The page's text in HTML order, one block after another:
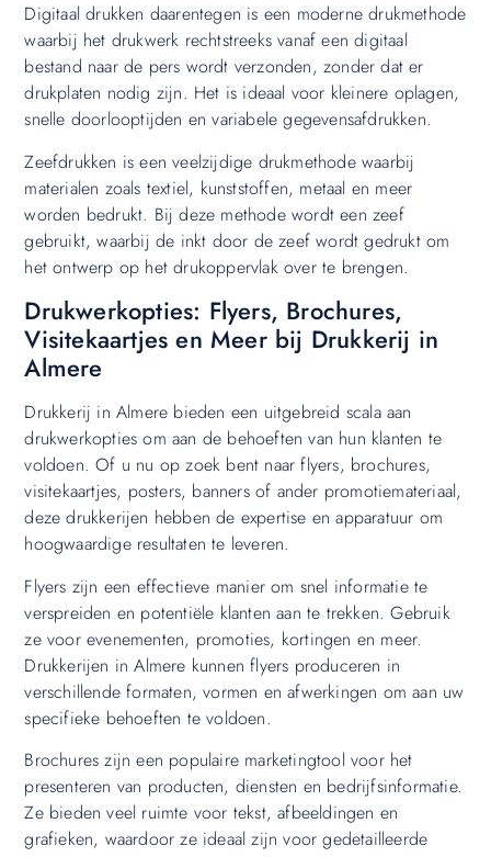
Digitaal drukken daarentegen is een moderne drukmethode
waarbij het drukwerk rechtstreeks vanaf een digitaal
bestand naar de pers wordt verzonden, zonder dat er
drukplaten nodig zijn. Het is ideaal voor kleinere oplagen,
snelle doorlooptijden en variabele gegevensafdrukken.
Zeefdrukken is een veelzijdige drukmethode waarbij
materialen zoals textiel, kunststoffen, metaal en meer
worden bedrukt. Bij deze methode wordt een zeef
gebruikt, waarbij de inkt door de zeef wordt gedrukt om
het ontwerp op het drukoppervlak over te brengen.
Drukwerkopties: Flyers, Brochures,
Visitekaartjes en Meer bij Drukkerij in
Almere
Drukkerij in Almere bieden een uitgebreid scala aan
drukwerkopties om aan de behoeften van hun klanten te
voldoen. Of u nu op zoek bent naar flyers, brochures,
visitekaartjes, posters, banners of ander promotiemateriaal,
deze drukkerijen hebben de expertise en apparatuur om
hoogwaardige resultaten te leveren.
Flyers zijn een effectieve manier om snel informatie te
verspreiden en potentiële klanten aan te trekken. Gebruik
ze voor evenementen, promoties, kortingen en meer.
Drukkerijen in Almere kunnen flyers produceren in
verschillende formaten, vormen en afwerkingen om aan uw
specifieke behoeften te voldoen.
Brochures zijn een populaire marketingtool voor het
presenteren van producten, diensten en bedrijfsinformatie.
Ze bieden veel ruimte voor tekst, afbeeldingen en
grafieken, waardoor ze ideaal zijn voor gedetailleerde